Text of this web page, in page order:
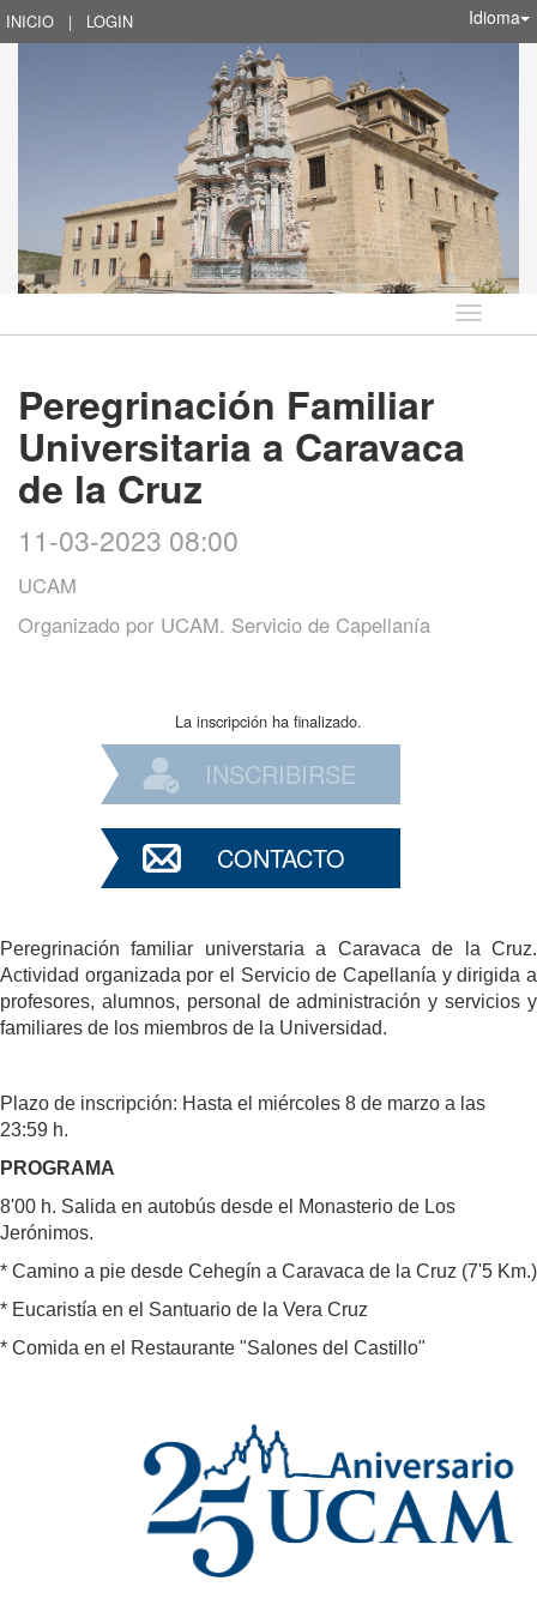
INICIO | LOGIN Idioma
Idioma
Peregrinación Familiar
Universitaria a Caravaca
de la Cruz
11-03-2023 08:00
UCAM
Organizado por UCAM. Servicio de Capellanía
La inscripción ha finalizado.
INSCRIBIRSE
CONTACTO
Peregrinación familiar universtaria a Caravaca de la Cruz.
Actividad organizada por el Servicio de Capellanía y dirigida a
profesores, alumnos, personal de administración y servicios y
familiares de los miembros de la Universidad.
Plazo de inscripción: Hasta el miércoles 8 de marzo a las
23:59 h.
PROGRAMA
8'00 h. Salida en autobús desde el Monasterio de Los
Jerónimos.
* Camino a pie desde Cehegín a Caravaca de la Cruz (7'5 Km.)
* Eucaristía en el Santuario de la Vera Cruz
* Comida en el Restaurante "Salones del Castillo"